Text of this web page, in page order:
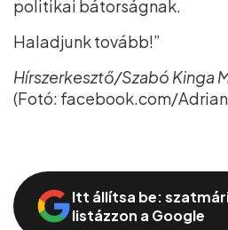
politikai bátorságnak.
Haladjunk tovább!”
Hírszerkesztő/Szabó Kinga
(Fotó: facebook.com/
Itt állítsa be:
listázzon a Google